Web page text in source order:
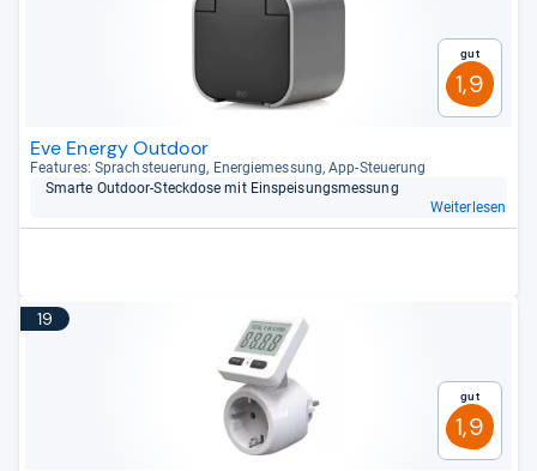
Gut
1,9
Eve Energy Outdoor
Fea­tu­res: Sprach­steue­rung, Ener­gie­mes­sung, App-​Steue­rung
Smarte Out­door-​Steck­dose mit Ein­spei­sungs­mes­sung
Weiterlesen
19
Gut
1,9